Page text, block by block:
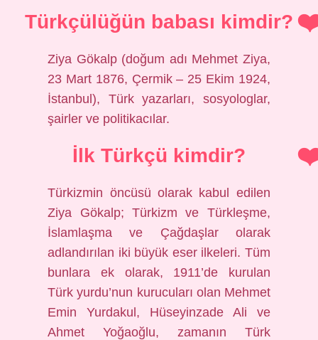
Türkçülüğün babası kimdir?
Ziya Gökalp (doğum adı Mehmet Ziya,
23 Mart 1876, Çermik – 25 Ekim 1924,
İstanbul), Türk yazarları, sosyologlar,
şairler ve politikacılar.
İlk Türkçü kimdir?
Türkizmin öncüsü olarak kabul edilen
Ziya Gökalp; Türkizm ve Türkleşme,
İslamlaşma ve Çağdaşlar olarak
adlandırılan iki büyük eser ilkeleri. Tüm
bunlara ek olarak, 1911’de kurulan
Türk yurdu’nun kurucuları olan Mehmet
Emin Yurdakul, Hüseyinzade Ali ve
Ahmet Yoğaoğlu, zamanın Türk